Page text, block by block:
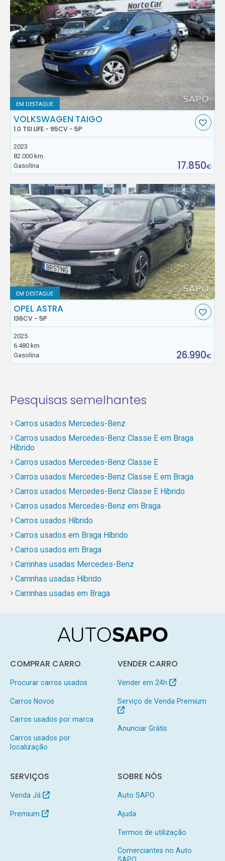
EM DESTAQUE
VOLKSWAGEN TAIGO
1.0 TSI LIFE - 95CV - 5P
2023
82.000 km
Gasolina
17.850€
EM DESTAQUE
OPEL ASTRA
136CV - 5P
2025
6.480 km
Gasolina
26.990€
Pesquisas semelhantes
Carros usados Mercedes-Benz
Carros usados Mercedes-Benz Classe E em Braga
Híbrido
Carros usados Mercedes-Benz Classe E
Carros usados Mercedes-Benz Classe E em Braga
Carros usados Mercedes-Benz Classe E Híbrido
Carros usados Mercedes-Benz em Braga
Carros usados Híbrido
Carros usados em Braga Híbrido
Carros usados em Braga
Carrinhas usadas Mercedes-Benz
Carrinhas usadas Híbrido
Carrinhas usadas em Braga
COMPRAR CARRO
Procurar carros usados
Carros Novos
Carros usados por marca
Carros usados por
localização
VENDER CARRO
Vender em 24h
Serviço de Venda Premium
Anunciar Grátis
SERVIÇOS
Venda Já
Premium
SOBRE NÓS
Auto SAPO
Ajuda
Termos de utilização
Comerciantes no Auto